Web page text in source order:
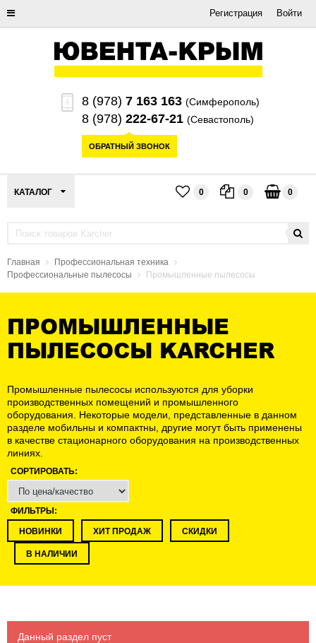
Регистрация Войти
8 (978) 7 163 163 (Симферополь)
8 (978) 222-67-21 (Севастополь)
ОБРАТНЫЙ ЗВОНОК
КАТАЛОГ 0 0 0
Главная
Профессиональная техника
Профессиональные пылесосы
Промышленные пылесосы
ПРОМЫШЛЕННЫЕ
ПЫЛЕСОСЫ KARCHER
Промышленные пылесосы используются для уборки
производственных помещений и промышленного
оборудования. Некоторые модели, представленные в данном
разделе мобильны и компактны, другие могут быть применены
в качестве стационарного оборудования на производственных
линиях.
СОРТИРОВАТЬ:
ФИЛЬТРЫ:
НОВИНКИ ХИТ ПРОДАЖ СКИДКИ
В НАЛИЧИИ
Данный раздел пуст